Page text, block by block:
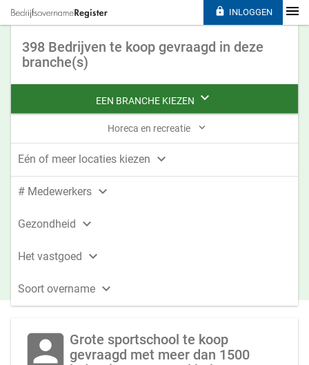
398 Bedrijven te koop gevraagd in deze
branche(s)
EEN BRANCHE KIEZEN 
Horeca en recreatie 
Eén of meer locaties kiezen 
# Medewerkers 
Gezondheid 
Het vastgoed 
Soort overname 
account_box Grote sportschool te koop
gevraagd met meer dan 1500
 INLOGGEN